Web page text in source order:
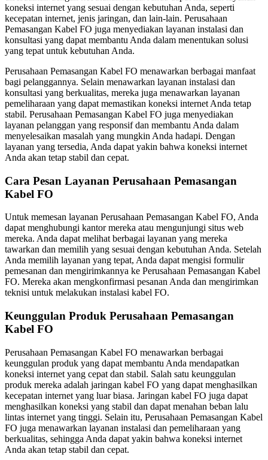
koneksi internet yang sesuai dengan kebutuhan Anda, seperti
kecepatan internet, jenis jaringan, dan lain-lain. Perusahaan
Pemasangan Kabel FO juga menyediakan layanan instalasi dan
konsultasi yang dapat membantu Anda dalam menentukan solusi
yang tepat untuk kebutuhan Anda.
Perusahaan Pemasangan Kabel FO menawarkan berbagai manfaat
bagi pelanggannya. Selain menawarkan layanan instalasi dan
konsultasi yang berkualitas, mereka juga menawarkan layanan
pemeliharaan yang dapat memastikan koneksi internet Anda tetap
stabil. Perusahaan Pemasangan Kabel FO juga menyediakan
layanan pelanggan yang responsif dan membantu Anda dalam
menyelesaikan masalah yang mungkin Anda hadapi. Dengan
layanan yang tersedia, Anda dapat yakin bahwa koneksi internet
Anda akan tetap stabil dan cepat.
Cara Pesan Layanan Perusahaan Pemasangan
Kabel FO
Untuk memesan layanan Perusahaan Pemasangan Kabel FO, Anda
dapat menghubungi kantor mereka atau mengunjungi situs web
mereka. Anda dapat melihat berbagai layanan yang mereka
tawarkan dan memilih yang sesuai dengan kebutuhan Anda. Setelah
Anda memilih layanan yang tepat, Anda dapat mengisi formulir
pemesanan dan mengirimkannya ke Perusahaan Pemasangan Kabel
FO. Mereka akan mengkonfirmasi pesanan Anda dan mengirimkan
teknisi untuk melakukan instalasi kabel FO.
Keunggulan Produk Perusahaan Pemasangan
Kabel FO
Perusahaan Pemasangan Kabel FO menawarkan berbagai
keunggulan produk yang dapat membantu Anda mendapatkan
koneksi internet yang cepat dan stabil. Salah satu keunggulan
produk mereka adalah jaringan kabel FO yang dapat menghasilkan
kecepatan internet yang luar biasa. Jaringan kabel FO juga dapat
menghasilkan koneksi yang stabil dan dapat menahan beban lalu
lintas internet yang tinggi. Selain itu, Perusahaan Pemasangan Kabel
FO juga menawarkan layanan instalasi dan pemeliharaan yang
berkualitas, sehingga Anda dapat yakin bahwa koneksi internet
Anda akan tetap stabil dan cepat.